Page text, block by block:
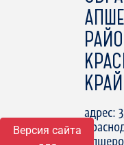
Версия сайта
КРАЙ
адрес: